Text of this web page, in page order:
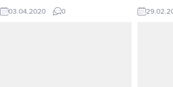
başkanlığında iki gün süren İl
Başkanları toplantısı Koronavirüs
03.04.2020 0
geleceği